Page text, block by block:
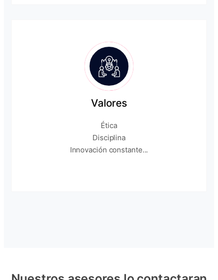
Valores
Ética
Disciplina
Innovación constante...